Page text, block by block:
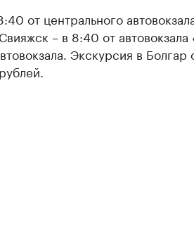
от центрального
– в 8:40 от
Экскурсия в Болгар